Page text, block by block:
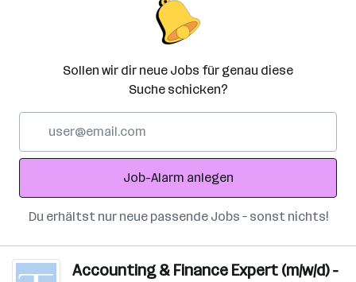
Sollen wir dir neue Jobs für genau diese
Suche schicken?
Adresse
Job-Alarm anlegen
Du erhältst nur neue passende Jobs – sonst nichts!
Accounting & Finance Expert (m/w/d) -